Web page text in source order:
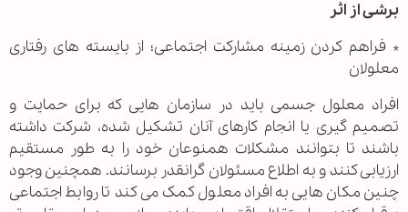
برشی از اثر
* فراهم کردن زمینه مشارکت اجتماعی؛ از بایسته های رفتاری
معلولان
افراد معلول جسمی باید در سازمان هایی که برای حمایت و
تصمیم گیری یا انجام کارهای آنان تشکیل شده، شرکت داشته
باشند تا بتوانند مشکلات همنوعان خود را به طور مستقیم
ارزیابی کنند و به اطلاع مسئولان گرانقدر برسانند. همچنین وجود
چنین مکان هایی به افراد معلول کمک می کند تا روابط اجتماعی